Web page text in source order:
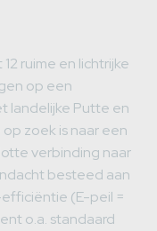
ruime en lichtrijke
op een
landelijke Putte en
zoek is naar een
verbinding naar
besteed aan
(E-peil =
o.a. standaard